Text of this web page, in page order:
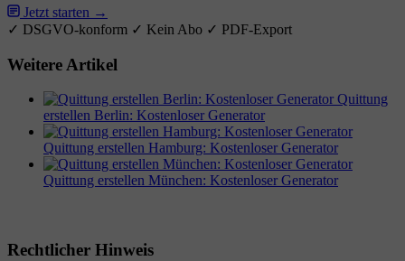
Jetzt starten →
✓ DSGVO-konform ✓ Kein Abo ✓ PDF-Export
Weitere Artikel
Quittung
erstellen Berlin: Kostenloser Generator
Quittung erstellen Hamburg: Kostenloser Generator
Quittung erstellen München: Kostenloser Generator
Rechtlicher Hinweis